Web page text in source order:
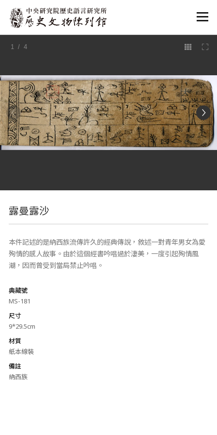
:::
1 / 4
露曼露沙
本件記述的是納西族流傳許久的經典傳說，敘述一對青年男女為愛
殉情的感人故事。由於這個經書吟唱過於淒美，一度引起殉情風
潮，因而曾受到當局禁止吟唱。
典藏號
MS-181
尺寸
9*29.5cm
材質
紙本線裝
備註
納西族